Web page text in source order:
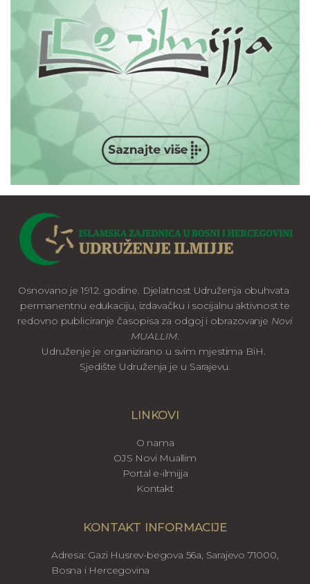
Osnovano je 1912. godine. Djelatnost Udruženja obuhvata
permanentnu edukaciju, izdavačku i socijalnu aktivnost te
redovno publiciranje časopisa za odgoj i obrazovanje Novi
MUALLIM.
Udruženje je organizirano u svim mjestima BiH.
Sjedište Udruženja je u Sarajevu.
LINKOVI
O nama
OJS Novi Muallim
Portal e-ilmijja
Kontakt
KONTAKT INFORMACIJE
Adresa: Gazi Husrev-begova 56a, Sarajevo 71000,
Bosna i Hercegovina